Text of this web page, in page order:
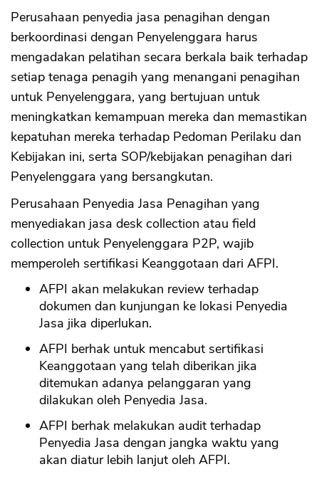
Perusahaan penyedia jasa penagihan dengan
berkoordinasi dengan Penyelenggara harus
mengadakan pelatihan secara berkala baik terhadap
setiap tenaga penagih yang menangani penagihan
untuk Penyelenggara, yang bertujuan untuk
meningkatkan kemampuan mereka dan memastikan
kepatuhan mereka terhadap Pedoman Perilaku dan
Kebijakan ini, serta SOP/kebijakan penagihan dari
Penyelenggara yang bersangkutan.
Perusahaan Penyedia Jasa Penagihan yang
menyediakan jasa desk collection atau field
collection untuk Penyelenggara P2P, wajib
memperoleh sertifikasi Keanggotaan dari AFPI.
AFPI akan melakukan review terhadap
dokumen dan kunjungan ke lokasi Penyedia
Jasa jika diperlukan.
AFPI berhak untuk mencabut sertifikasi
Keanggotaan yang telah diberikan jika
ditemukan adanya pelanggaran yang
dilakukan oleh Penyedia Jasa.
AFPI berhak melakukan audit terhadap
Penyedia Jasa dengan jangka waktu yang
akan diatur lebih lanjut oleh AFPI.